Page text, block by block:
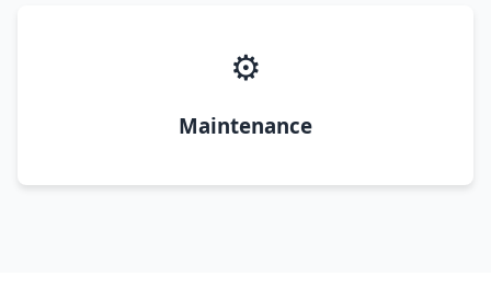
⚙️
Maintenance